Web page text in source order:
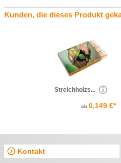
Kunden, die dieses Produkt
Streichholzs...
ab 0,149 €*
Kontakt